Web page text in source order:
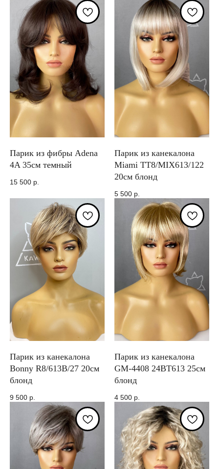
Парик из фибры Adena
4A 35см темный
15 500 р.
Парик из канекалона
Miami TT8/MIX613/122
20см блонд
5 500 р.
Парик из канекалона
Bonny R8/613B/27 20см
блонд
9 500 р.
Парик из канекалона
GM-4408 24BT613 25см
блонд
4 500 р.